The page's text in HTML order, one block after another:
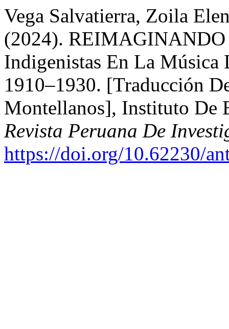
Vega Salvatierra, Zoila
(2024).
Indigenistas En La Música
1910–1930. [Traducción
Montellanos], Instituto De
Revista Peruana De
https://doi.org/10.62230/